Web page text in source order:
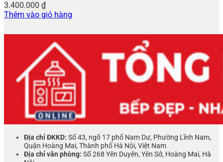
3.400.000 ₫
Thêm vào giỏ hàng
Địa chỉ ĐKKD: Số 43, ngõ 17 phố Nam Dư, Phường Lĩnh Nam,
Quận Hoàng Mai, Thành phố Hà Nội, Việt Nam
Địa chỉ văn phòng: Số 268 Yên Duyên, Yên Sở, Hoàng Mai, Hà